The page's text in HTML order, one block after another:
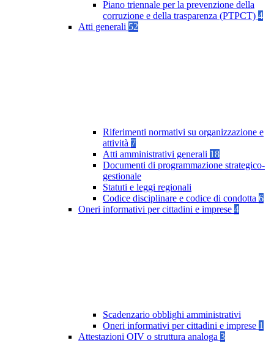
Piano triennale per la prevenzione della
corruzione e della trasparenza (PTPCT) 4
Atti generali 52
Riferimenti normativi su organizzazione e
attività 7
Atti amministrativi generali 18
Documenti di programmazione strategico-
gestionale
Statuti e leggi regionali
Codice disciplinare e codice di condotta 6
Oneri informativi per cittadini e imprese 4
Scadenzario obblighi amministrativi
Oneri informativi per cittadini e imprese 1
Attestazioni OIV o struttura analoga 3